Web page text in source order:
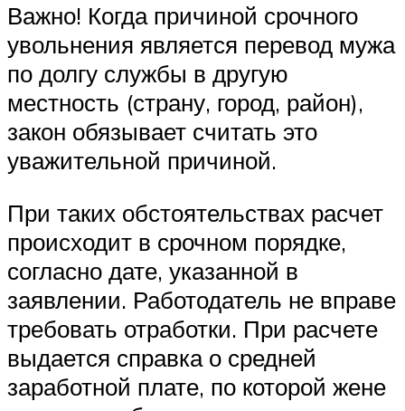
Важно! Когда причиной срочного
увольнения является перевод мужа
по долгу службы в другую
местность (страну, город, район),
закон обязывает считать это
уважительной причиной.
При таких обстоятельствах расчет
происходит в срочном порядке,
согласно дате, указанной в
заявлении. Работодатель не вправе
требовать отработки. При расчете
выдается справка о средней
заработной плате, по которой жене